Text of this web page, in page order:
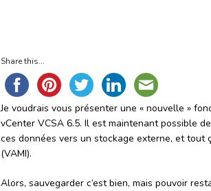
Share this...
Je voudrais vous présenter une « nouvelle »
vCenter VCSA 6.5. Il est maintenant possible
ces données vers un stockage externe, et tout
(VAMI).
Alors, sauvegarder c’est bien, mais pouvoir